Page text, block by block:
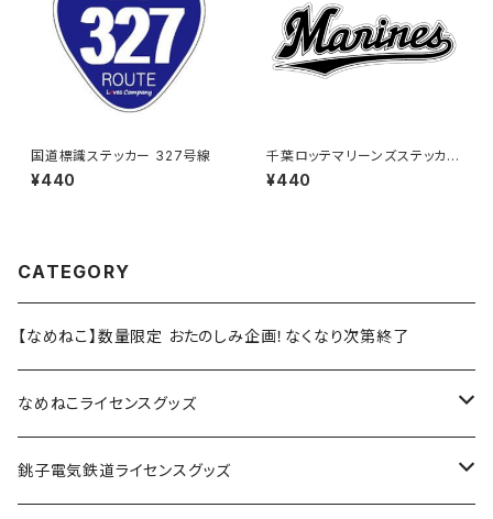
国道標識ステッカー 327号線
¥440
千葉ロッテマリーンズステッカー
16
¥440
CATEGORY
【なめねこ】数量限定 おたのしみ企画！なくなり次第終了
なめねこライセンスグッズ
Tシャツ
銚子電気鉄道ライセンスグッズ